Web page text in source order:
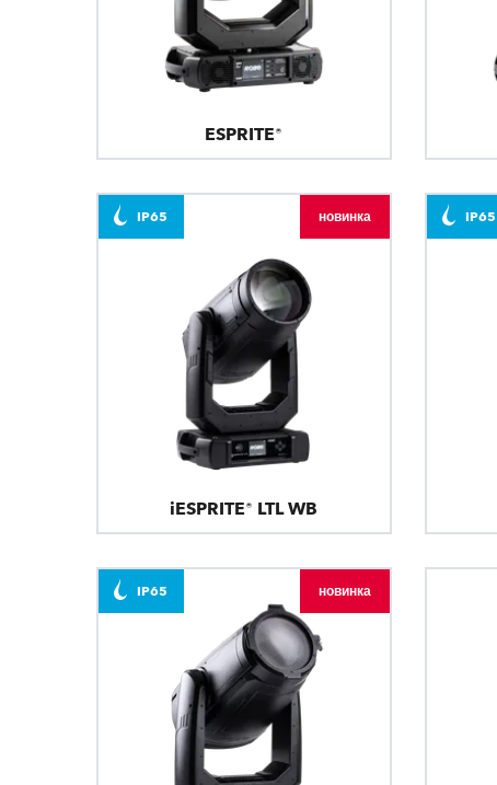
ESPRITE®
iESPRITE® LTL WB
IP65 новинка IP65
IP65 новинка